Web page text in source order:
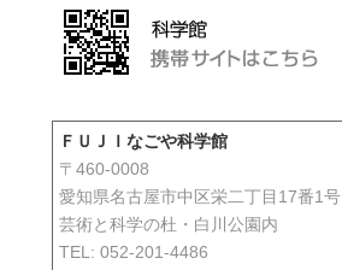
ＦＵＪＩなごや科学館
〒460-0008
愛知県名古屋市中区栄二丁目17番1号
芸術と科学の杜・白川公園内
TEL: 052-201-4486